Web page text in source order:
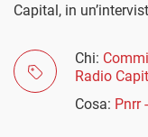
Capital, in
Chi:
Radio
Cosa: Pnrr